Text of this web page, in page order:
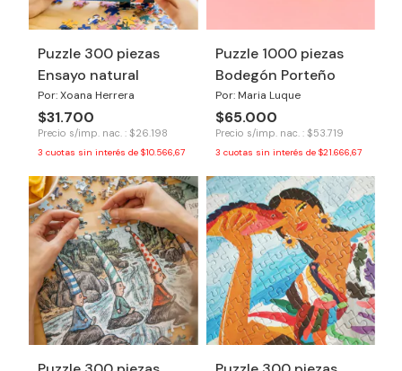
Puzzle 300 piezas
Ensayo natural
Por: Xoana Herrera
$31.700
Precio s/imp. nac. : $26.198
3 cuotas sin interés de $10.566,67
Puzzle 1000 piezas
Bodegón Porteño
Por: Maria Luque
$65.000
Precio s/imp. nac. : $53.719
3 cuotas sin interés de $21.666,67